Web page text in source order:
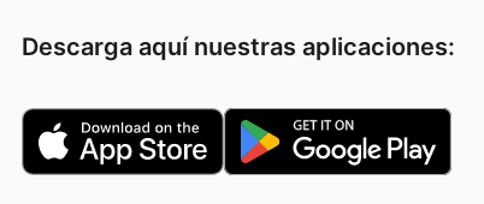
Descarga aquí nuestras aplicaciones: